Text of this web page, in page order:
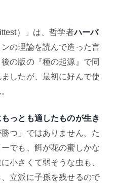
）」は、哲学者ハーバ
の理論を読んで造った言
の版の『種の起源』で同
したが、最初に好んで使
っとも適したものが生き
つ」ではありません。た
でも、餌が花の蜜しかな
小さくて弱そうな虫も、
立派に子孫を残せるので